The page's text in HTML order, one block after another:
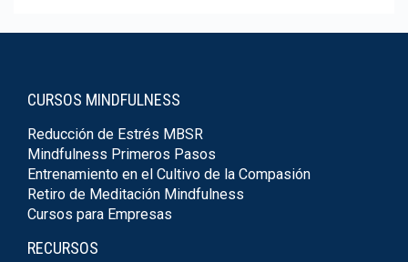
CURSOS MINDFULNESS
Reducción de Estrés MBSR
Mindfulness Primeros Pasos
Entrenamiento en el Cultivo de la Compasión
Retiro de Meditación Mindfulness
Cursos para Empresas
RECURSOS